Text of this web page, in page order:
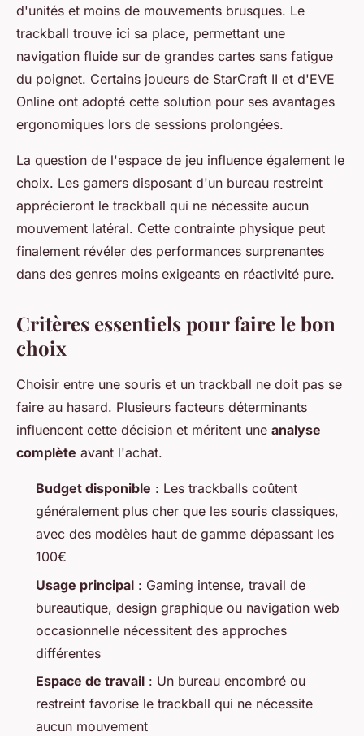
d'unités et moins de mouvements brusques. Le
trackball trouve ici sa place, permettant une
navigation fluide sur de grandes cartes sans fatigue
du poignet. Certains joueurs de StarCraft II et d'EVE
Online ont adopté cette solution pour ses avantages
ergonomiques lors de sessions prolongées.
La question de l'espace de jeu influence également le
choix. Les gamers disposant d'un bureau restreint
apprécieront le trackball qui ne nécessite aucun
mouvement latéral. Cette contrainte physique peut
finalement révéler des performances surprenantes
dans des genres moins exigeants en réactivité pure.
Critères essentiels pour faire le bon
choix
Choisir entre une souris et un trackball ne doit pas se
faire au hasard. Plusieurs facteurs déterminants
influencent cette décision et méritent une analyse
complète avant l'achat.
Budget disponible : Les trackballs coûtent
généralement plus cher que les souris classiques,
avec des modèles haut de gamme dépassant les
100€
Usage principal : Gaming intense, travail de
bureautique, design graphique ou navigation web
occasionnelle nécessitent des approches
différentes
Espace de travail : Un bureau encombré ou
restreint favorise le trackball qui ne nécessite
aucun mouvement